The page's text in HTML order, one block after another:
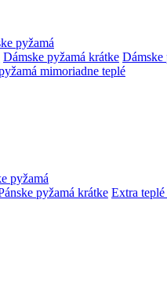
pyžamá
Dámske pyžamá krátke Dámske
mimoriadne teplé
pyžamá
pyžamá krátke Extra teplé